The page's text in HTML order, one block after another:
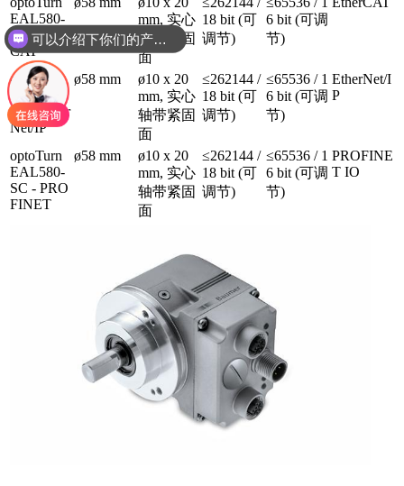
EAL580-
SC - Ether
CAT
mm, 实心
轴带紧固
面
18 bit (可
调节)
6 bit (可调
节)
optoTurn
EAL580-
SC - Ether
Net/IP
ø58 mm
ø10 x 20
mm, 实心
轴带紧固
面
≤262144 /
18 bit (可
调节)
≤65536 / 1
6 bit (可调
节)
EtherNet/I
P
optoTurn
EAL580-
SC - PRO
FINET
ø58 mm
ø10 x 20
mm, 实心
轴带紧固
面
≤262144 /
18 bit (可
调节)
≤65536 / 1
6 bit (可调
节)
PROFINE
T IO